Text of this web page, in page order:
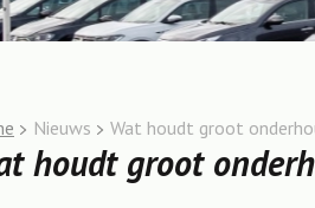
Nieuws Wat houdt groot
houdt groot